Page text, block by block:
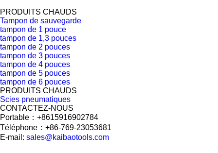
PRODUITS CHAUDS
Tampon de sauvegarde
tampon de 1 pouce
tampon de 1,3 pouces
tampon de 2 pouces
tampon de 3 pouces
tampon de 4 pouces
tampon de 5 pouces
tampon de 6 pouces
PRODUITS CHAUDS
Scies pneumatiques
CONTACTEZ-NOUS
Portable：+8615916902784
Téléphone：+86-769-23053681
E-mail: sales@kaibaotools.com